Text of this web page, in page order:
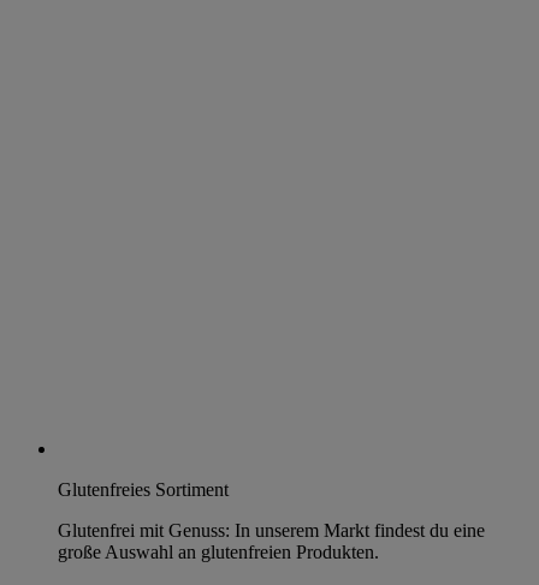
Glutenfreies Sortiment
Glutenfrei mit Genuss: In unserem Markt findest du eine
große Auswahl an glutenfreien Produkten.